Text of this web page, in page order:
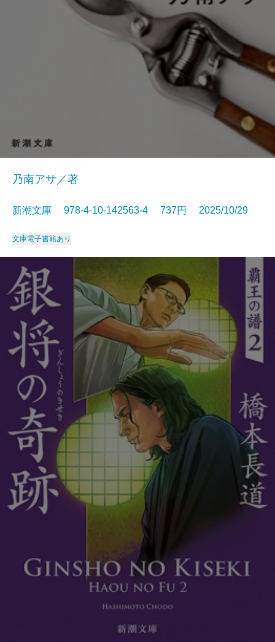
乃南アサ／著
新潮文庫 978-4-10-142563-4 737円 2025/10/29
文庫電子書籍あり